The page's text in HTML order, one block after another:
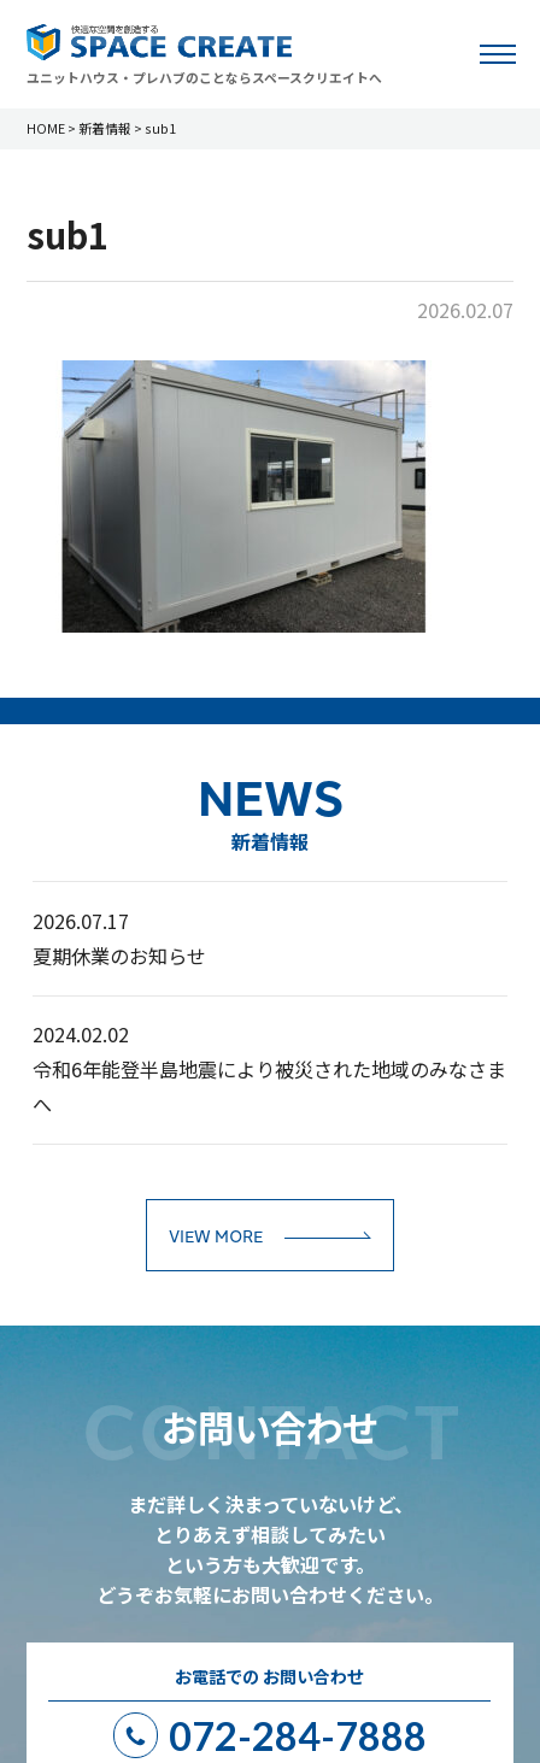
ユニットハウス・プレハブのことならスペースクリエイトへ
HOME > 新着情報 > sub1
sub1
2026.02.07
NEWS
新着情報
2026.07.17
夏期休業のお知らせ
2024.02.02
令和6年能登半島地震により被災された地域のみなさま
へ
VIEW MORE
お問い合わせ
CONTACT
まだ詳しく決まっていないけど、
とりあえず相談してみたい
という方も大歓迎です。
どうぞお気軽にお問い合わせください。
お電話での お問い合わせ
072-284-7888